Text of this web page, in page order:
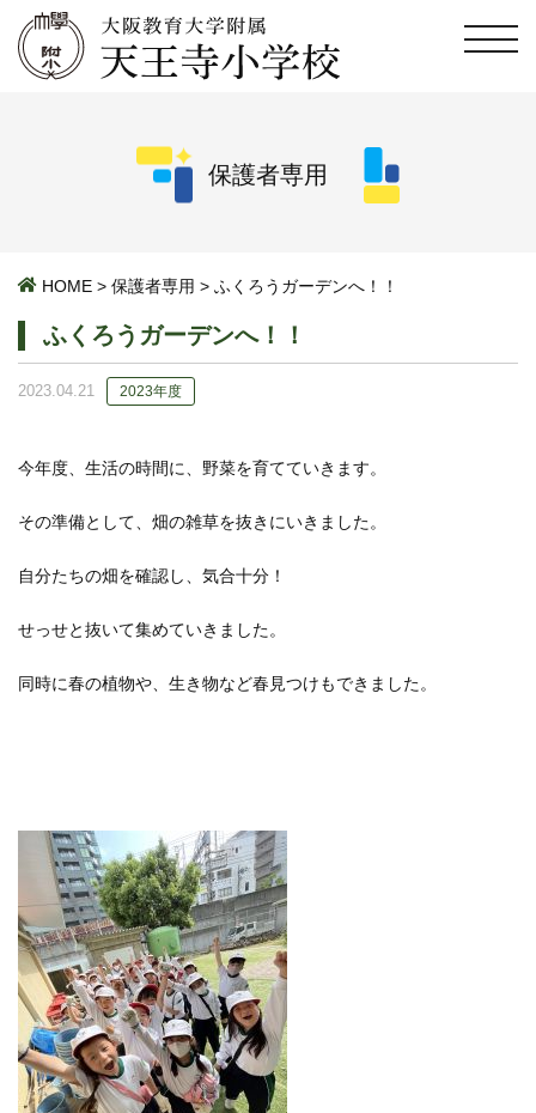
保護者専用
HOME > 保護者専用 > ふくろうガーデンへ！！
ふくろうガーデンへ！！
2023.04.21 2023年度
今年度、生活の時間に、野菜を育てていきます。
その準備として、畑の雑草を抜きにいきました。
自分たちの畑を確認し、気合十分！
せっせと抜いて集めていきました。
同時に春の植物や、生き物など春見つけもできました。